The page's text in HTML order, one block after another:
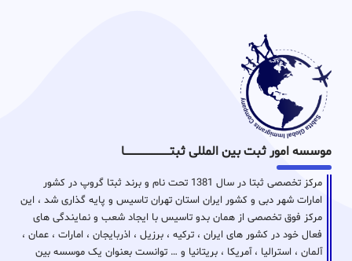
موسسه امور ثبت بین المللی ثبتـــــــــــــــــــــــــــــا
مرکز تخصصی ثبتا در سال 1381 تحت نام و برند ثبتا گروپ در کشور
امارات شهر دبی و کشور ایران استان تهران تاسیس و پایه گذاری شد ، این
مرکز فوق تخصصی از همان بدو تاسیس با ایجاد شعب و نمایندگی های
فعال خود در کشور های ایران ، ترکیه ، برزیل ، اذربایجان ، امارات ، عمان ،
آلمان ، استرالیا ، آمریکا ، بریتانیا و … توانست بعنوان یک موسسه بین